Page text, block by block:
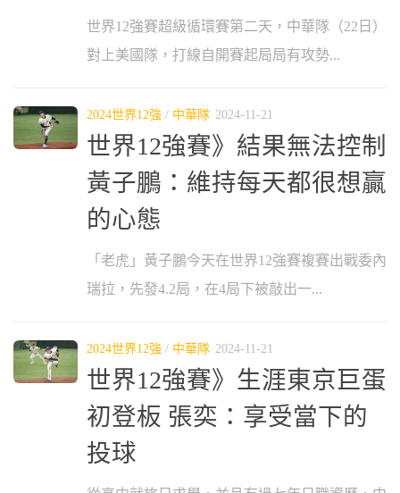
世界12強賽超級循環賽第二天，中華隊（22日）
對上美國隊，打線自開賽起局局有攻勢...
2024世界12強 / 中華隊 2024-11-21
世界12強賽》結果無法控制
黃子鵬：維持每天都很想贏
的心態
「老虎」黃子鵬今天在世界12強賽複賽出戰委內
瑞拉，先發4.2局，在4局下被敲出一...
2024世界12強 / 中華隊 2024-11-21
世界12強賽》生涯東京巨蛋
初登板 張奕：享受當下的
投球